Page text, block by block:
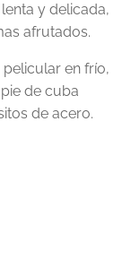
y delicada,
afrutados.
en frío,
de cuba
de acero.